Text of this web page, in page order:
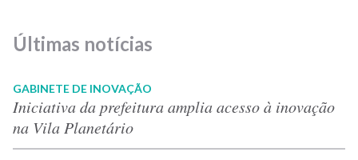
Últimas notícias
GABINETE DE INOVAÇÃO
Iniciativa da prefeitura amplia acesso à inovação
na Vila Planetário